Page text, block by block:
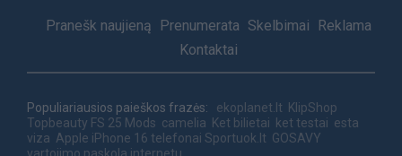
Footer
Pranešk naujieną Prenumerata Skelbimai
Reklama
Kontaktai
Populiariausios paieškos frazės: ekoplanet.lt KlipShop
Topbeauty FS 25 Mods camelia Ket bilietai ket testai esta
viza Apple iPhone 16 telefonai Sportuok.lt GOSAVY